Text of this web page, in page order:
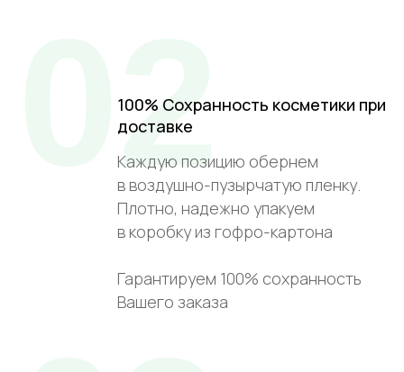
100% Сохранность косметики при
доставке
Каждую позицию обернем
в воздушно-пузырчатую пленку.
Плотно, надежно упакуем
в коробку из гофро-картона
Гарантируем 100% сохранность
Вашего заказа
02